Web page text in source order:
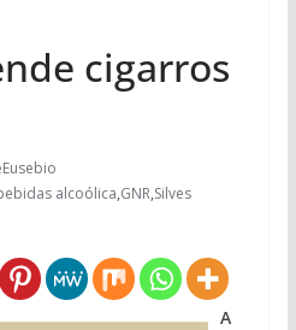
cigarros
alcoólica,GNR,Silves
A